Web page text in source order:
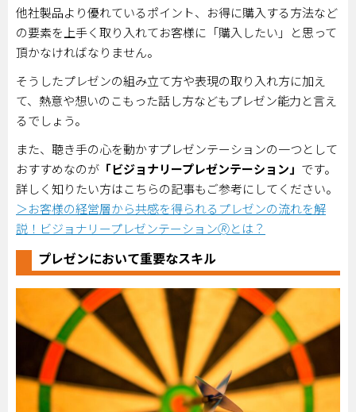
他社製品より優れているポイント、お得に購入する方法など
の要素を上手く取り入れてお客様に「購入したい」と思って
頂かなければなりません。
そうしたプレゼンの組み立て方や表現の取り入れ方に加え
て、熱意や想いのこもった話し方などもプレゼン能力と言え
るでしょう。
また、聴き手の心を動かすプレゼンテーションの一つとして
おすすめなのが 「ビジョナリープレゼンテーション」 です。
詳しく知りたい方はこちらの記事もご参考にしてください。
＞お客様の経営層から共感を得られるプレゼンの流れを解
説！ビジョナリープレゼンテーション🄬とは？
プレゼンにおいて重要なスキル